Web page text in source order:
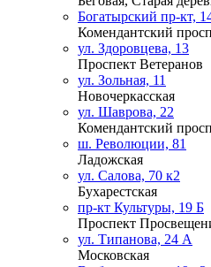
Богатырский пр-кт,
Комендантский
ул. Здоровцева, 13
Проспект Ветеранов
ул. Зольная, 11
Новочеркасская
ул. Шаврова, 22
Комендантский
ш. Революции, 81
Ладожская
ул. Салова, 70 к2
Бухарестская
пр-кт Культуры, 19 Б
Проспект
ул. Типанова, 24 А
Московская